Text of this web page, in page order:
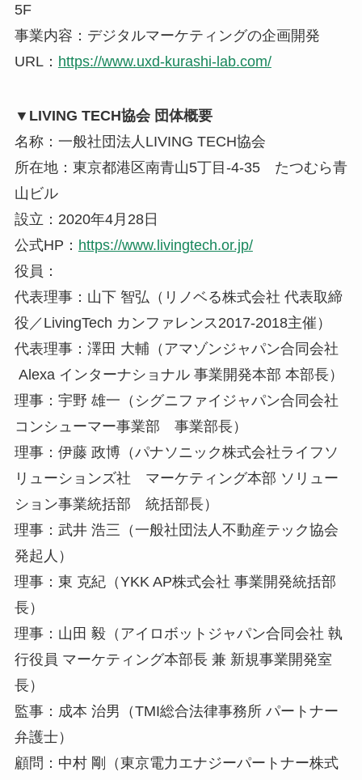
5F
事業内容：デジタルマーケティングの企画開発
URL： https://www.uxd-kurashi-lab.com/
▼LIVING TECH協会 団体概要
名称：一般社団法人LIVING TECH協会
所在地：東京都港区南青山5丁目‐4‐35 たつむら青
山ビル
設立：2020年4月28日
公式HP： https://www.livingtech.or.jp/
役員：
代表理事：山下 智弘（リノベる株式会社 代表取締
役／LivingTech カンファレンス2017-2018主催）
代表理事：澤田 大輔（アマゾンジャパン合同会社
Alexa インターナショナル 事業開発本部 本部長）
理事：宇野 雄一（シグニファイジャパン合同会社
コンシューマー事業部 事業部長）
理事：伊藤 政博（パナソニック株式会社ライフソ
リューションズ社 マーケティング本部 ソリュー
ション事業統括部 統括部長）
理事：武井 浩三（一般社団法人不動産テック協会
発起人）
理事：東 克紀（YKK AP株式会社 事業開発統括部
長）
理事：山田 毅（アイロボットジャパン合同会社 執
行役員 マーケティング本部長 兼 新規事業開発室
長）
監事：成本 治男（TMI総合法律事務所 パートナー
弁護士）
顧問：中村 剛（東京電力エナジーパートナー株式